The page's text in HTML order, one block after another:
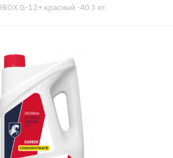
G-12+ красный -40 3 кг.